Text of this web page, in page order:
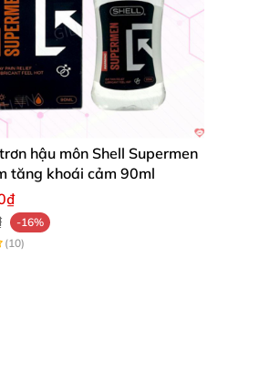
hậu môn Shell Supermen
tăng khoái cảm 90ml
-16%
(10)